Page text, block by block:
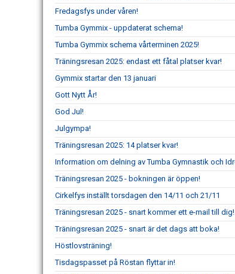
Fredagsfys under våren!
Tumba Gymmix - uppdaterat schema!
Tumba Gymmix schema vårterminen 2025!
Träningsresan 2025: endast ett fåtal platser kvar!
Gymmix startar den 13 januari
Gott Nytt År!
God Jul!
Julgympa!
Träningsresan 2025: 14 platser kvar!
Information om delning av Tumba Gymnastik och
Träningsresan 2025 - bokningen är öppen!
Cirkelfys inställt torsdagen den 14/11 och 21/11
Träningsresan 2025 - snart kommer ett e-mail till dig!
Träningsresan 2025 - snart är det dags att boka!
Höstlovsträning!
Tisdagspasset på Röstan flyttar in!